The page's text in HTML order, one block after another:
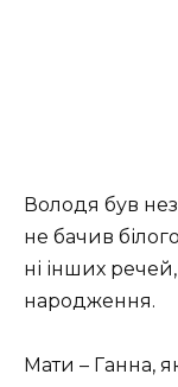
Володя був
не бачив білого
ні інших
народження.
Мати – Ганна,